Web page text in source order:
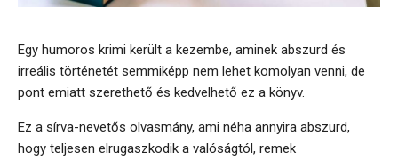
Egy humoros krimi került a kezembe, aminek abszurd és
irreális történetét semmiképp nem lehet komolyan venni, de
pont emiatt szerethető és kedvelhető ez a könyv.
Ez a sírva-nevetős olvasmány, ami néha annyira abszurd,
hogy teljesen elrugaszkodik a valóságtól, remek